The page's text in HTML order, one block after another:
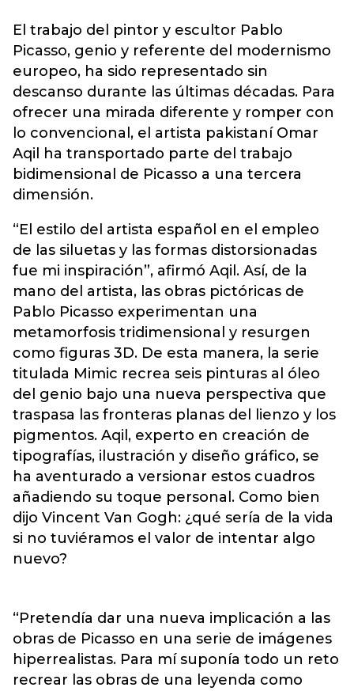
El trabajo del pintor y escultor Pablo
Picasso, genio y referente del modernismo
europeo, ha sido representado sin
descanso durante las últimas décadas. Para
ofrecer una mirada diferente y romper con
lo convencional, el artista pakistaní Omar
Aqil ha transportado parte del trabajo
bidimensional de Picasso a una tercera
dimensión.
“El estilo del artista español en el empleo
de las siluetas y las formas distorsionadas
fue mi inspiración”, afirmó Aqil. Así, de la
mano del artista, las obras pictóricas de
Pablo Picasso experimentan una
metamorfosis tridimensional y resurgen
como figuras 3D. De esta manera, la serie
titulada Mimic recrea seis pinturas al óleo
del genio bajo una nueva perspectiva que
traspasa las fronteras planas del lienzo y los
pigmentos. Aqil, experto en creación de
tipografías, ilustración y diseño gráfico, se
ha aventurado a versionar estos cuadros
añadiendo su toque personal. Como bien
dijo Vincent Van Gogh: ¿qué sería de la vida
si no tuviéramos el valor de intentar algo
nuevo?
“Pretendía dar una nueva implicación a las
obras de Picasso en una serie de imágenes
hiperrealistas. Para mí suponía todo un reto
recrear las obras de una leyenda como